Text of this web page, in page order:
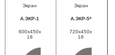
Экран
А.ЭКР-1
600x450x
18
Экран
А.ЭКР-5*
720x450x
18